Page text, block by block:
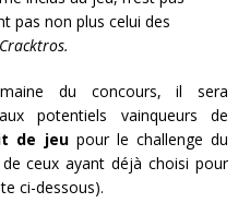
pas non plus celui des
Cracktros.
du concours, il sera
potentiels vainqueurs de
de jeupour le challenge du
ceux ayant déjà choisi pour
ci-dessous).